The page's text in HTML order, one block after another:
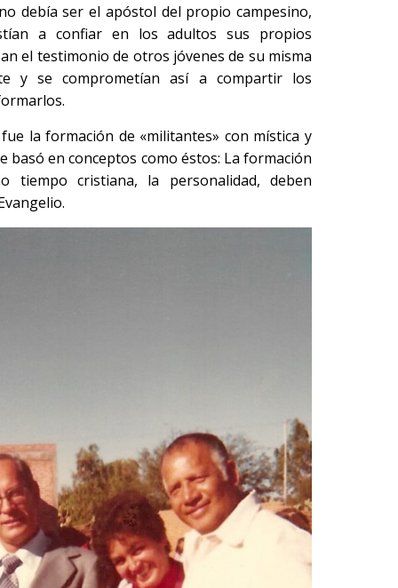
debía ser el apóstol del propio campesino,
a confiar en los adultos sus propios
el testimonio de otros jóvenes de su misma
y se comprometían así a compartir los
la formación de «militantes» con mística y
basó en conceptos como éstos: La formación
tiempo cristiana, la personalidad, deben